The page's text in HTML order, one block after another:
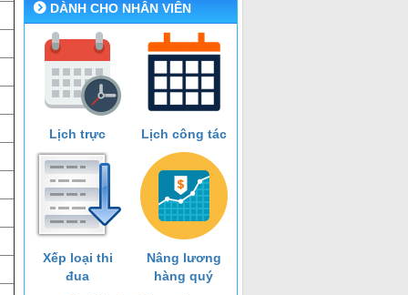
DÀNH CHO NHÂN VIÊN
Lịch trực Lịch công tác
Xếp loại thi
đua
Nâng lương
hàng quý